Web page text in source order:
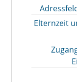
Elternzeit